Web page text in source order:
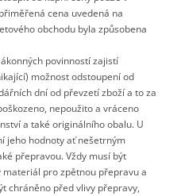
cena uvedená na
obchodu byla způsobena
povinností zajistí
možnost odstoupení od
dní od převzetí zboží a to za
nepoužito a vráceno
a také originálního obalu. U
jeho hodnoty ať nešetrným
přepravou. Vždy musí být
pro zpětnou přepravu a
chráněno před vlivy přepravy,